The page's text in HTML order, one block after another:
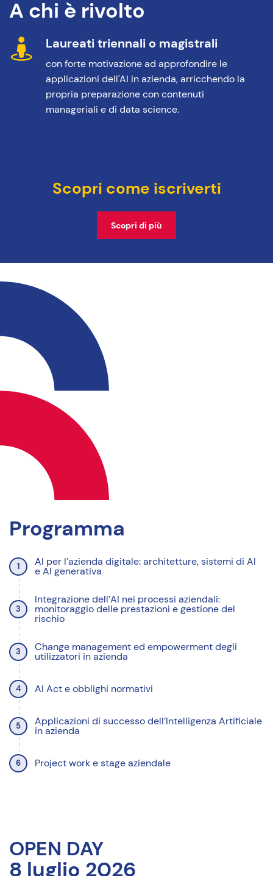
A chi è rivolto
Laureati triennali o magistrali
con forte motivazione ad approfondire le
applicazioni dell'AI in azienda, arricchendo la
propria preparazione con contenuti
manageriali e di data science.
Scopri come iscriverti
Scopri di più
Programma
1 AI per l’azienda digitale: architetture, sistemi di AI
e AI generativa
3
Integrazione dell’AI nei processi aziendali:
monitoraggio delle prestazioni e gestione del
rischio
3 Change management ed empowerment degli
utilizzatori in azienda
4 AI Act e obblighi normativi
5 Applicazioni di successo dell’Intelligenza Artificiale
in azienda
6 Project work e stage aziendale
OPEN DAY
8 luglio 2026